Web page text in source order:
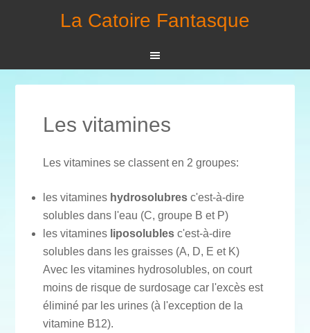
La Catoire Fantasque
Les vitamines
Les vitamines se classent en 2 groupes:
les vitamines hydrosolubres c'est-à-dire
solubles dans l'eau (C, groupe B et P)
les vitamines liposolubles c'est-à-dire
solubles dans les graisses (A, D, E et K)
Avec les vitamines hydrosolubles, on court
moins de risque de surdosage car l'excès est
éliminé par les urines (à l'exception de la
vitamine B12).